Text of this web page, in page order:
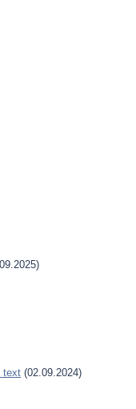
text (02.09.2024)